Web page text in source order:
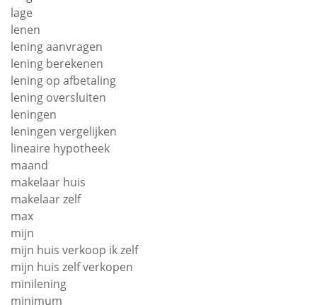
lage
lenen
lening aanvragen
lening berekenen
lening op afbetaling
lening oversluiten
leningen
leningen vergelijken
lineaire hypotheek
maand
makelaar huis
makelaar zelf
max
mijn
mijn huis verkoop ik zelf
mijn huis zelf verkopen
minilening
minimum